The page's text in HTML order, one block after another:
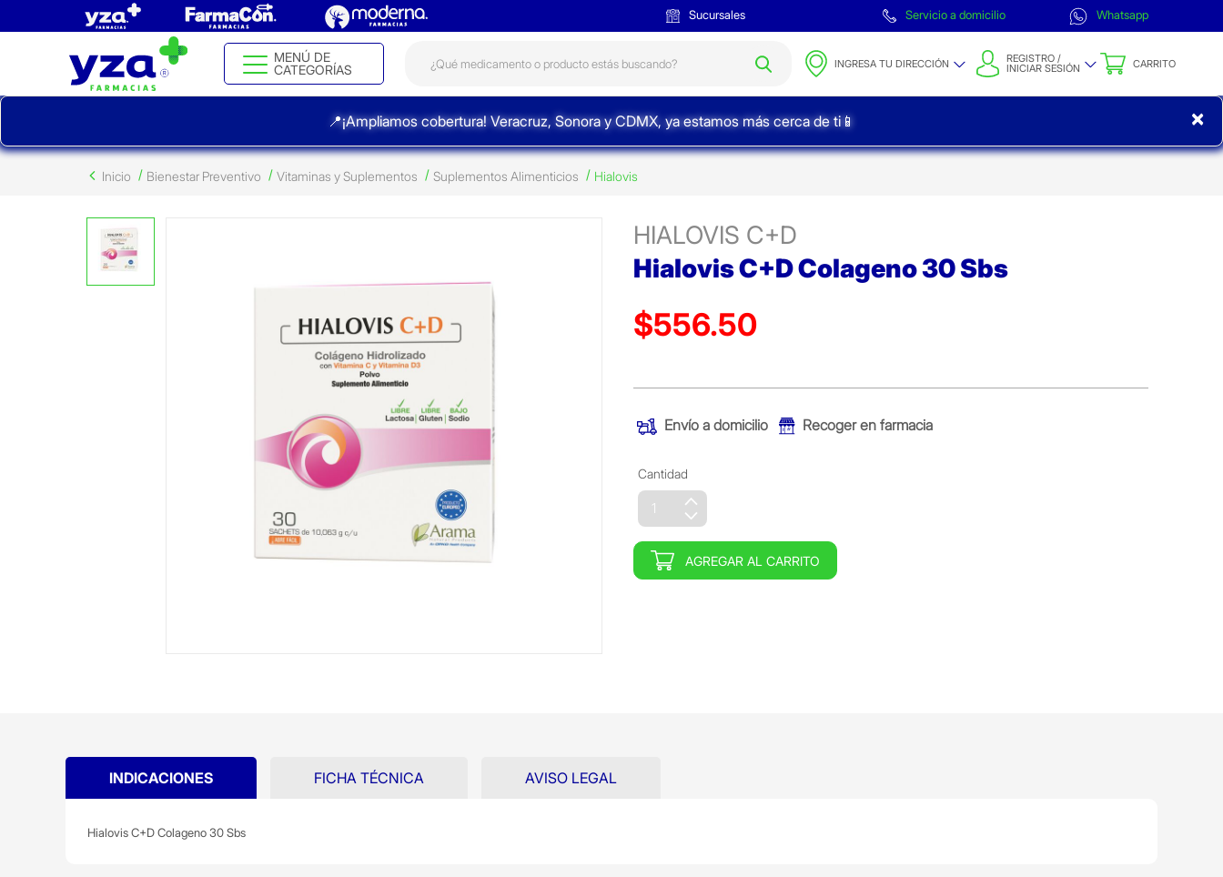
Sucursales Servicio a domicilio Whatsapp
MENÚ DE
CATEGORÍAS
INGRESA TU DIRECCIÓN REGISTRO /
INICIAR SESIÓN CARRITO
📍¡Ampliamos cobertura! Veracruz, Sonora y CDMX, ya estamos más cerca de ti📱 ×
Inicio Bienestar Preventivo Vitaminas y Suplementos Suplementos Alimenticios Hialovis
HIALOVIS C+D
Hialovis C+D Colageno 30 Sbs
Precio reducido de
$556.50
Envío a domicilio Recoger en farmacia
Cantidad
AGREGAR AL CARRITO
INDICACIONES
Hialovis C+D Colageno 30 Sbs
FICHA TÉCNICA AVISO LEGAL